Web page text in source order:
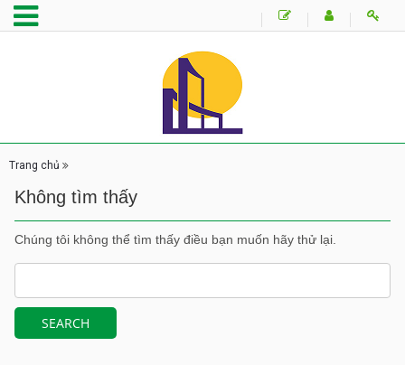
Trang chủ
Không tìm thấy
Chúng tôi không thể tìm thấy điều bạn muốn hãy thử lại.